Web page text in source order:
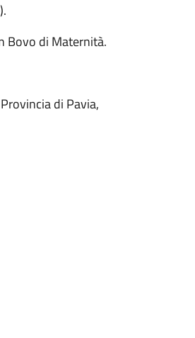
Bovo di Maternità.
di Pavia,